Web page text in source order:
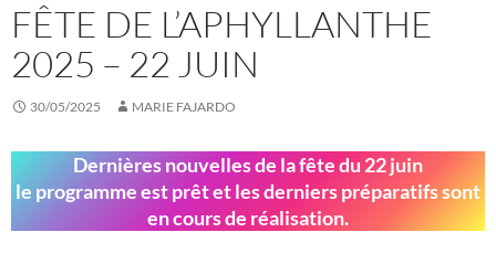
FÊTE DE L’APHYLLANTHE
2025 – 22 JUIN
30/05/2025 MARIE FAJARDO
Dernières nouvelles de la fête du 22 juin
le programme est prêt et les derniers préparatifs sont
en cours de réalisation.